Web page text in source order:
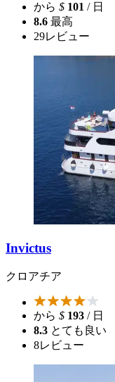
から $ 101 / 日
8.6 最高
29レビュー
Invictus
クロアチア
から $ 193 / 日
8.3 とても良い
8レビュー